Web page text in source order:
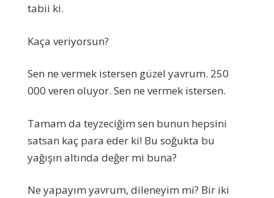
tabii ki.
Kaça veriyorsun?
Sen ne vermek istersen güzel yavrum. 250
000 veren oluyor. Sen ne vermek istersen.
Tamam da teyzeciğim sen bunun hepsini
satsan kaç para eder ki! Bu soğukta bu
yağışın altında değer mi buna?
Ne yapayım yavrum, dileneyim mi? Bir iki